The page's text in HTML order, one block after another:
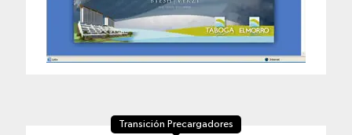
Transición Precargadores